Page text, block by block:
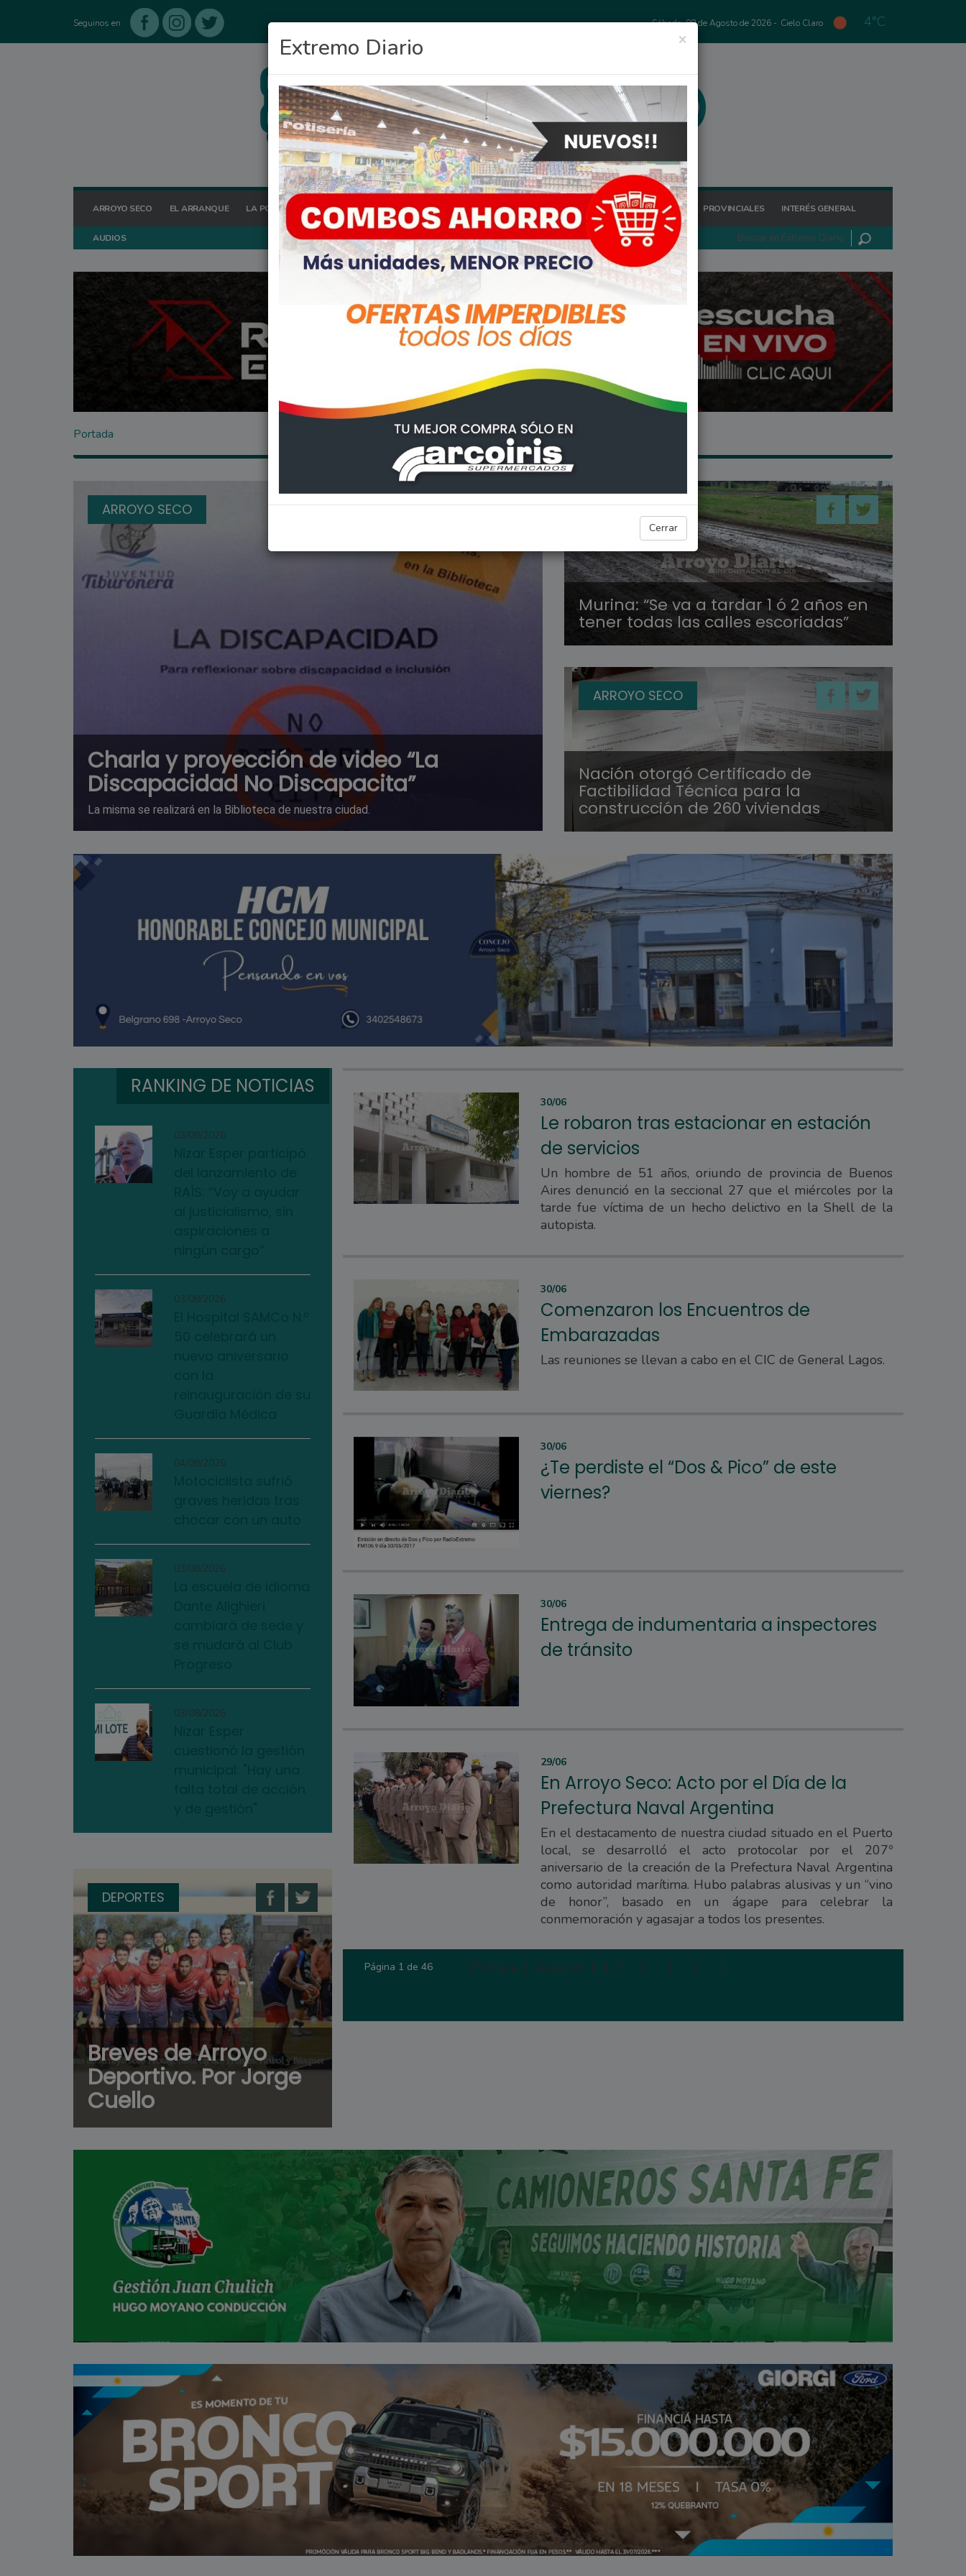
Seguinos en Sábado, 08 de Agosto de 2026 - Cielo Claro 4°C
ARROYO SECO EL ARRANQUE LA POSTA HOY OCIO DEPORTES FIGHIERA GENERAL LAGOS POLICIALES REGIONALES PROVINCIALES INTERÉS GENERAL
AUDIOS
×
Extremo Diario
Cerrar
Portada
ARROYO SECO
Charla y proyección de video “La
Discapacidad No Discapacita”
La misma se realizará en la Biblioteca de nuestra ciudad.
ARROYO SECO
Murina: “Se va a tardar 1 ó 2 años en
tener todas las calles escoriadas”
ARROYO SECO
Nación otorgó Certificado de
Factibilidad Técnica para la
construcción de 260 viviendas
RANKING DE NOTICIAS
03/08/2026
03/08/2026
04/08/2026
03/08/2026
03/08/2026
DEPORTES
Breves de Arroyo
Deportivo. Por Jorge
Cuello
30/06
Le robaron tras estacionar en estación
de servicios
Un hombre de 51 años, oriundo de provincia de Buenos
Aires denunció en la seccional 27 que el miércoles por la
tarde fue víctima de un hecho delictivo en la Shell de la
autopista.
30/06
Comenzaron los Encuentros de
Embarazadas
Las reuniones se llevan a cabo en el CIC de General Lagos.
30/06
¿Te perdiste el “Dos & Pico” de este
viernes?
30/06
Entrega de indumentaria a inspectores
de tránsito
29/06
En Arroyo Seco: Acto por el Día de la
Prefectura Naval Argentina
En el destacamento de nuestra ciudad situado en el Puerto
local, se desarrolló el acto protocolar por el 207º
aniversario de la creación de la Prefectura Naval Argentina
como autoridad marítima. Hubo palabras alusivas y un “vino
de honor”, basado en un ágape para celebrar la
conmemoración y agasajar a todos los presentes.
Página 1 de 46 Primera | Anterior | 1 | | | | | |